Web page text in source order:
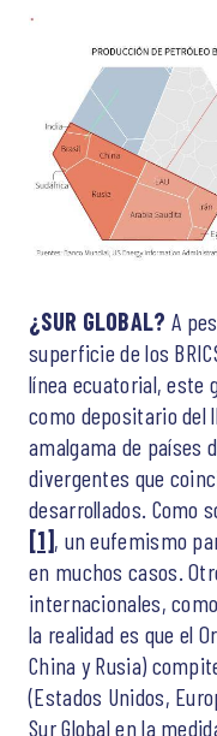
¿SUR GLOBAL? A
superficie de los
línea ecuatorial, este
como depositario del
amalgama de países
divergentes que
desarrollados. Como
[1], un eufemismo
en muchos casos.
internacionales,
la realidad es que el
China y Rusia)
(Estados Unidos,
Sur Global en la